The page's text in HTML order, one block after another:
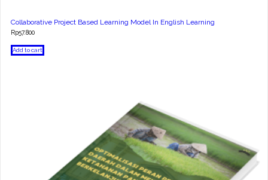
Collaborative Project Based Learning Model In English Learning
Rp57.800
Add to cart